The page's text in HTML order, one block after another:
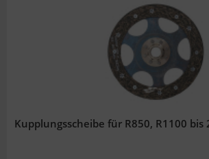
Kupplungsscheibe für R850, R1100 bis